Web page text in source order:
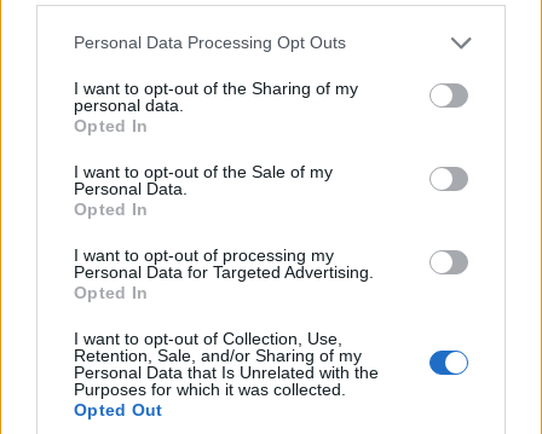
Please note that this website/app uses one or more Google
not limited to your visit or usage behaviour. You may click to
grant or deny consent to Google and its third-party tags to
use your data for below specified purposes in below Google
consent section.
Personal Data Processing Opt Outs
I want to opt-out of the Sharing of my
personal data.
Opted In
I want to opt-out of the Sale of my
Personal Data.
Opted In
I want to opt-out of processing my
Personal Data for Targeted Advertising.
Opted In
I want to opt-out of Collection, Use,
Retention, Sale, and/or Sharing of my
Personal Data that Is Unrelated with the
Purposes for which it was collected.
Opted Out
Αξίζει να φτάσετε στηΜονή της Παναγίας της
Προυσιώτισσας
από το Καρπενήσι) τόσο για να ζήσετε τη
θρησκευτική κατάνυξη τις άγιες αυτές ηµέρες όσο
και για το τοπίο που κόβει την ανάσα.